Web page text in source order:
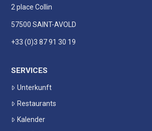
2 place Collin
57500 SAINT-AVOLD
+33 (0)3 87 91 30 19
SERVICES
Unterkunft
Restaurants
Kalender